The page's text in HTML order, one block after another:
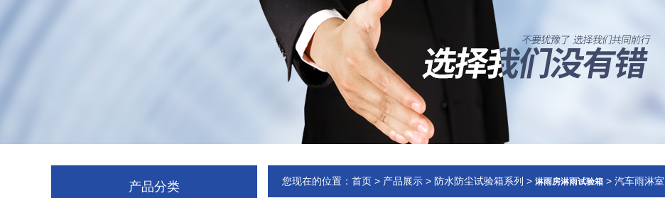
产品分类 您现在的位置： 首页 > 产品展示 > 防水防尘试验箱系列 > 淋雨房淋雨试验箱 > 汽车雨淋室